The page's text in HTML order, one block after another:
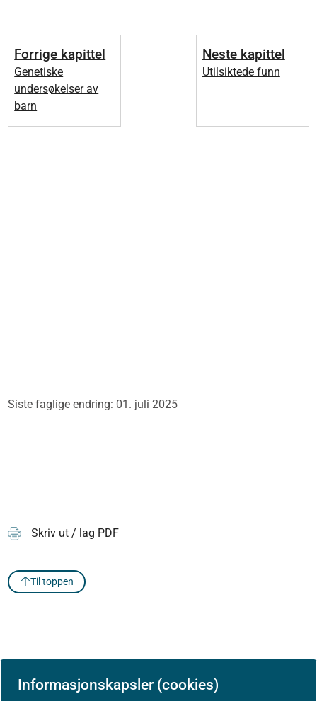
Informasjonskapsler (cookies)
Forrige kapittel
Genetiske
undersøkelser av
barn
Neste kapittel
Utilsiktede funn
Siste faglige endring: 01. juli 2025
Skriv ut / lag PDF
Til toppen